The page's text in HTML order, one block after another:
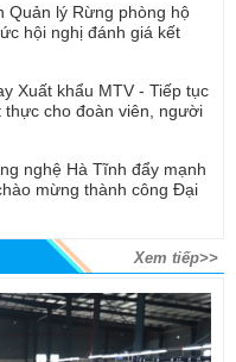
Quản lý Rừng phòng hộ
hội nghị đánh giá kết
Xuất khẩu MTV - Tiếp tục
thực cho đoàn viên, người
nghệ Hà Tĩnh đẩy mạnh
mừng thành công Đại
Xem tiếp>>